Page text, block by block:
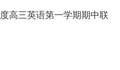
高三英语第一学期期中联